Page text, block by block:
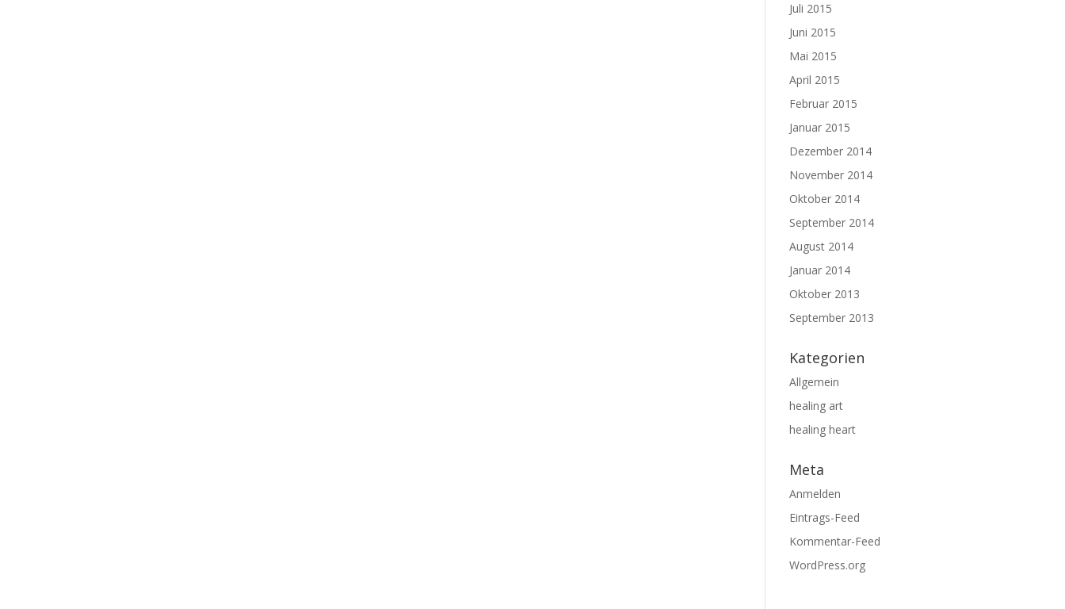
Juli 2015
Juni 2015
Mai 2015
April 2015
Februar 2015
Januar 2015
Dezember 2014
November 2014
Oktober 2014
September 2014
August 2014
Januar 2014
Oktober 2013
September 2013
Kategorien
Allgemein
healing art
healing heart
Meta
Anmelden
Eintrags-Feed
Kommentar-Feed
WordPress.org